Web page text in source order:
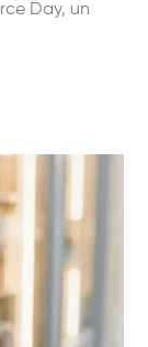
Day, un